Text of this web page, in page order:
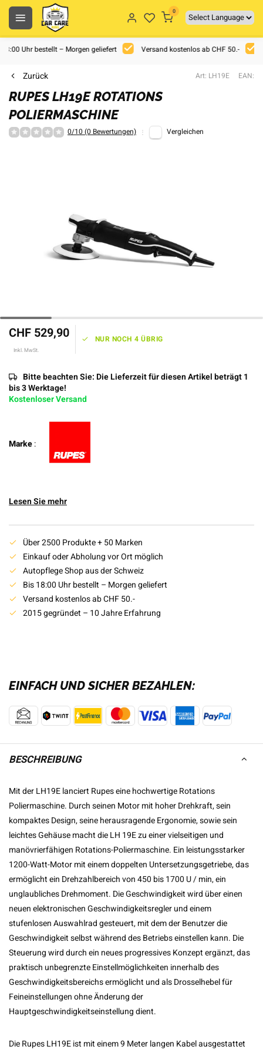
0
Uhr bestellt – Morgen geliefert Versand kostenlos ab CHF 50.-
Zurück Art: LH19E EAN:
RUPES LH19E ROTATIONS
POLIERMASCHINE
0/10 (0 Bewertungen) Vergleichen
CHF 529,90
Inkl. MwSt.
NUR NOCH 4 ÜBRIG
Bitte beachten Sie: Die Lieferzeit für diesen Artikel beträgt 1
bis 3 Werktage!
Kostenloser Versand
Marke:
Lesen Sie mehr
Über 2500 Produkte + 50 Marken
Einkauf oder Abholung vor Ort möglich
Autopflege Shop aus der Schweiz
Bis 18:00 Uhr bestellt – Morgen geliefert
Versand kostenlos ab CHF 50.-
2015 gegründet – 10 Jahre Erfahrung
EINFACH UND SICHER BEZAHLEN:
BESCHREIBUNG
Mit der LH19E lanciert Rupes eine hochwertige Rotations
Poliermaschine. Durch seinen Motor mit hoher Drehkraft, sein
kompaktes Design, seine herausragende Ergonomie, sowie sein
leichtes Gehäuse macht die LH 19E zu einer vielseitigen und
manövrierfähigen Rotations-Poliermaschine. Ein leistungsstarker
1200-Watt-Motor mit einem doppelten Untersetzungsgetriebe, das
ermöglicht ein Drehzahlbereich von 450 bis 1700 U / min, ein
unglaubliches Drehmoment. Die Geschwindigkeit wird über einen
neuen elektronischen Geschwindigkeitsregler und einem
stufenlosen Auswahlrad gesteuert, mit dem der Benutzer die
Geschwindigkeit selbst während des Betriebs einstellen kann. Die
Steuerung wird durch ein neues progressives Konzept ergänzt, das
praktisch unbegrenzte Einstellmöglichkeiten innerhalb des
Geschwindigkeitsbereichs ermöglicht und als Drosselhebel für
Feineinstellungen ohne Änderung der
Hauptgeschwindigkeitseinstellung dient.
Die Rupes LH19E ist mit einem 9 Meter langen Kabel ausgestattet